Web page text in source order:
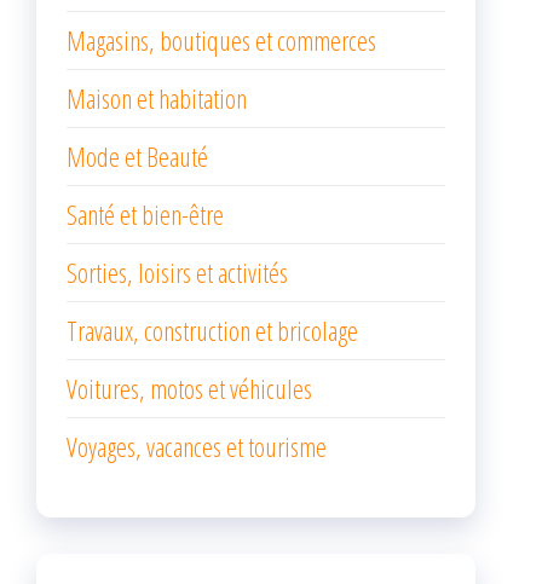
Magasins, boutiques et commerces
Maison et habitation
Mode et Beauté
Santé et bien-être
Sorties, loisirs et activités
Travaux, construction et bricolage
Voitures, motos et véhicules
Voyages, vacances et tourisme